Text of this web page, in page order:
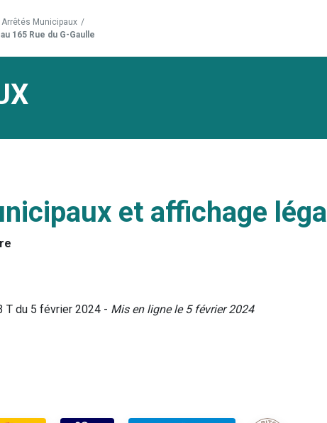
Arrêtés Municipaux /
165 Rue du G-Gaulle
et affichage légal
T du 5 février 2024 - Mis en ligne le 5 février 2024